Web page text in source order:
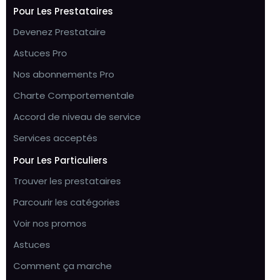
Pour Les Prestataires
Devenez Prestataire
Astuces Pro
Nos abonnements Pro
Charte Comportementale
Accord de niveau de service
Services acceptés
Pour Les Particuliers
Trouver les prestataires
Parcourir les catégories
Voir nos promos
Astuces
Comment ça marche